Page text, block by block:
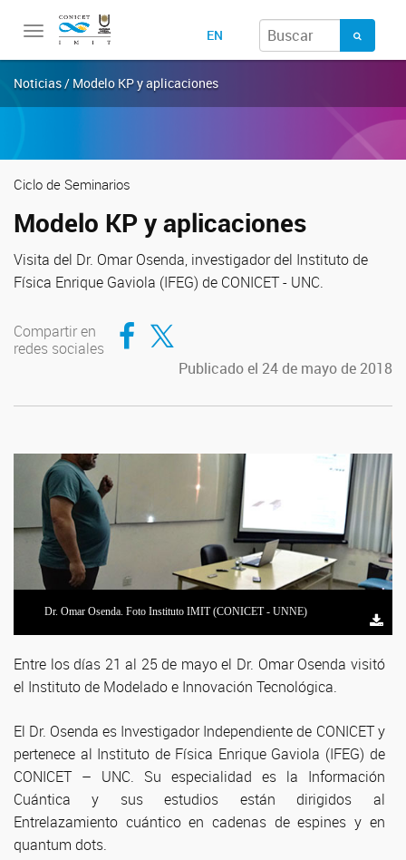
Toggle
EN
Noticias / Modelo KP y aplicaciones
Ciclo de Seminarios
Modelo KP y aplicaciones
Visita del Dr. Omar Osenda, investigador del Instituto de
Física Enrique Gaviola (IFEG) de CONICET - UNC.
Compartir en
redes sociales
Compartir en Facebook
Compartir en Twitter
Publicado el 24 de mayo de 2018
Dr. Omar Osenda. Foto Instituto IMIT (CONICET - UNNE)
Entre los días 21 al 25 de mayo el Dr. Omar Osenda visitó
el Instituto de Modelado e Innovación Tecnológica.
El Dr. Osenda es Investigador Independiente de CONICET y
pertenece al Instituto de Física Enrique Gaviola (IFEG) de
CONICET – UNC. Su especialidad es la Información
Cuántica y sus estudios están dirigidos al
Entrelazamiento cuántico en cadenas de espines y en
quantum dots.